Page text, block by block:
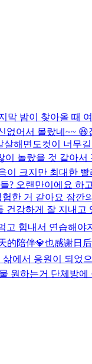
막 밤이 찾아올 때
없어서 몰랐네~~ 😆
살해 면도컷이 너무
이 놀랐을 것 같아
크지만 최대한
? 오랜만이에요 하
한 거 같아요 잠깐
건강하게 잘 지내고
고 힘내서 연습해야
的陪伴💎也感谢日
에서 응원이 되었
원하는거 단체방에